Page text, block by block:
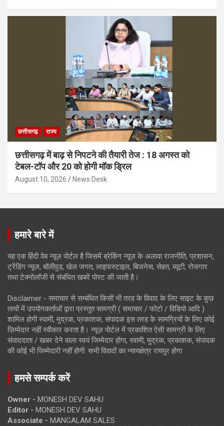
छत्तीसगढ़ राज्य
छत्तीसगढ़ में बाढ़ से निपटने की तैयारी तेज : 18 अगस्त को
टेबल-टॉप और 20 को होगी मॉक ड्रिल
August 10, 2026 News Desk
हमारे बारे में
यह एक हिंदी वेब न्यूज़ पोर्टल है जिसमें ब्रेकिंग न्यूज़ के अलावा राजनीति, प्रशासन,
ट्रेंडिंग न्यूज, बॉलीवुड, खेल जगत, लाइफस्टाइल, बिजनेस, सेहत, ब्यूटी, रोजगार
तथा टेक्नोलॉजी से संबंधित खबरें पोस्ट की जाती है।
Disclaimer - समाचार से सम्बंधित किसी भी तरह के विवाद के लिए साइट के कुछ
तत्वों में उपयोगकर्ताओं द्वारा प्रस्तुत सामग्री ( समाचार / फोटो / विडियो आदि )
शामिल होगी स्वामी, मुद्रक, प्रकाशक, संपादक इस तरह के सामग्रियों के लिए कोई
ज़िम्मेदार नहीं स्वीकार करता है। न्यूज़ पोर्टल में प्रकाशित ऐसी सामग्री के लिए
संवाददाता / खबर देने वाला स्वयं जिम्मेदार होगा, स्वामी, मुद्रक, प्रकाशक, संपादक
की कोई भी जिम्मेदारी नहीं होगी. सभी विवादों का न्यायक्षेत्र रायपुर होगा
हमसे सम्पर्क करें
Owner - MONESH DEV SAHU
Editor - MONESH DEV SAHU
Associate - MANGALAM SALES